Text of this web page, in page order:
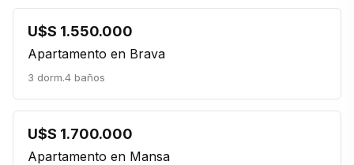
U$S 1.550.000
Apartamento en Brava
3 dorm.4 baños
U$S 1.700.000
Apartamento en Mansa